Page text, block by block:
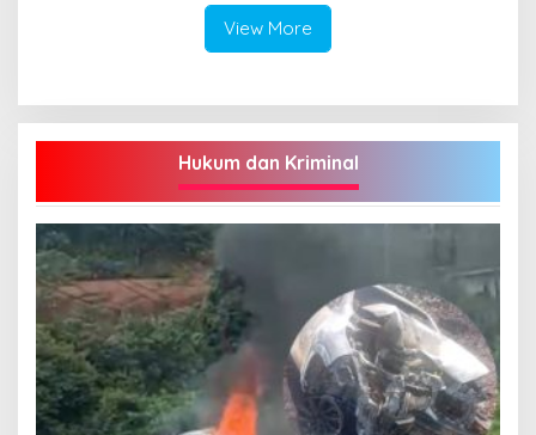
View More
Hukum dan Kriminal